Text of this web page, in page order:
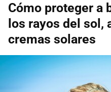
Cómo proteger a
los rayos del sol,
cremas solares